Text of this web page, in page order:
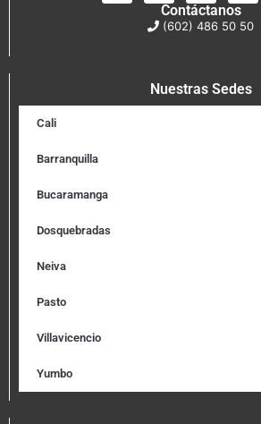
Contáctanos
(602) 486 50 50
Nuestras Sedes
Cali
Barranquilla
Bucaramanga
Dosquebradas
Neiva
Pasto
Villavicencio
Yumbo